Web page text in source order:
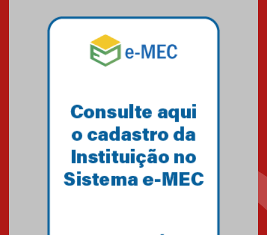
04.08.2026
Mackenzie recepciona os
calouros do segundo semestre
Como o Colégio Mackenzie
Brasília prepara seus
estudantes para o PAS antes
mesmo do Ensino Médio